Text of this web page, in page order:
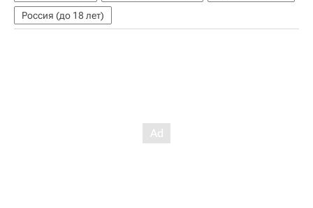
Россия (до 18 лет)